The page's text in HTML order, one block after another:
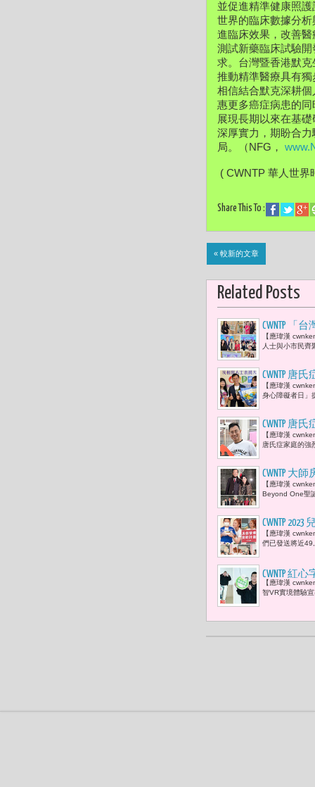
並促進精準健康照
世界的臨床數據分
進臨床效果，改善
測試新藥臨床試驗
求。台灣暨香港默
推動精準醫療具有
相信結合默克深耕
惠更多癌症病患的
展現長期以來在基
深厚實力，期盼合
局。（NFG，
( CWNTP 華人世界
Share This To :
« 較新的文章
Related Posts
CWNTP 「
人生的指
【應瑋漢
人士與小市民齊
CWNTP 唐
療孩子築
【應瑋漢
身心障礙者日」
CWNTP 唐
展「機會
【應瑋漢
唐氏症家庭的強
CWNTP 大
演，讓人
【應瑋漢
Beyond One聖
CWNTP
助計畫
【應瑋漢
們已發送將近
CWNTP 紅
【應瑋漢
智VR實境體驗